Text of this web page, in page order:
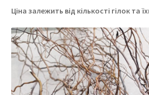
Ціна залежить від кількості гілок та